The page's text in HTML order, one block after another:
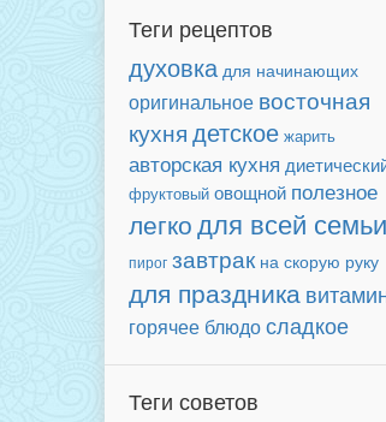
Теги рецептов
духовка для начинающих
оригинальное восточная
кухнядетское жарить
авторская кухня
фруктовый овощной полезное
легкодля всей семьи
пирог завтрак на скорую руку
для праздника
горячее блюдосладкое
Теги советов